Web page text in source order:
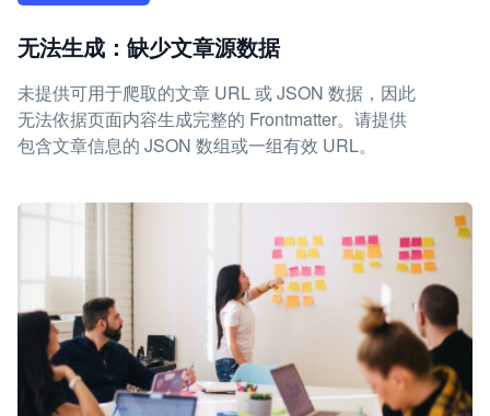
无法生成：缺少文章源数据
未提供可用于爬取的文章 URL 或 JSON 数据，因此
无法依据页面内容生成完整的 Frontmatter。请提供
包含文章信息的 JSON 数组或一组有效 URL。